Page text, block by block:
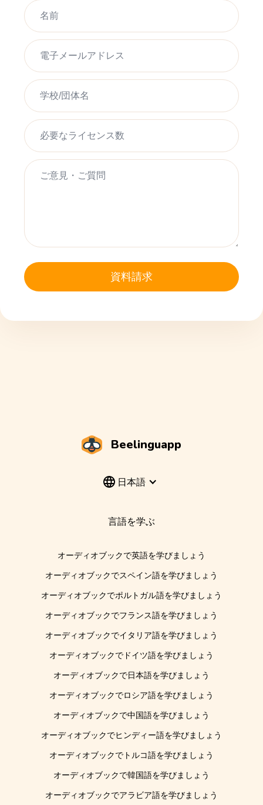
資料請求
Beelinguapp
日本語
言語を学ぶ
オーディオブックで英語を学びましょう
オーディオブックでスペイン語を学びましょう
オーディオブックでポルトガル語を学びましょう
オーディオブックでフランス語を学びましょう
オーディオブックでイタリア語を学びましょう
オーディオブックでドイツ語を学びましょう
オーディオブックで日本語を学びましょう
オーディオブックでロシア語を学びましょう
オーディオブックで中国語を学びましょう
オーディオブックでヒンディー語を学びましょう
オーディオブックでトルコ語を学びましょう
オーディオブックで韓国語を学びましょう
オーディオブックでアラビア語を学びましょう